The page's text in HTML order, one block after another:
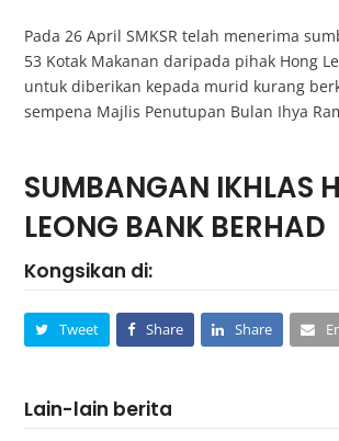
Pada 26 April SMKSR telah menerima
53 Kotak Makanan daripada pihak Hong
untuk diberikan kepada murid kurang
sempena Majlis Penutupan Bulan Ihya
SUMBANGAN IKHLAS
LEONG BANK BERHAD
Kongsikan di:
Tweet Share Share
Lain-lain berita